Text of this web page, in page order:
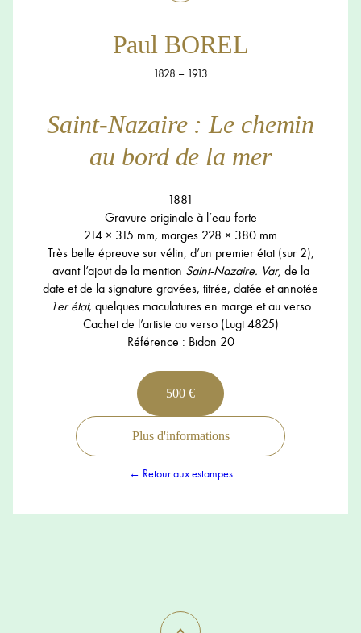
Paul BOREL
1828 – 1913
Saint-Nazaire : Le chemin
au bord de la mer
1881
Gravure originale à l’eau-forte
214 × 315 mm, marges 228 × 380 mm
Très belle épreuve sur vélin, d’un premier état (sur 2),
avant l’ajout de la mention Saint-Nazaire. Var, de la
date et de la signature gravées, titrée, datée et annotée
1er état, quelques maculatures en marge et au verso
Cachet de l’artiste au verso (Lugt 4825)
Référence : Bidon 20
500 €
Plus d'informations
← Retour aux estampes